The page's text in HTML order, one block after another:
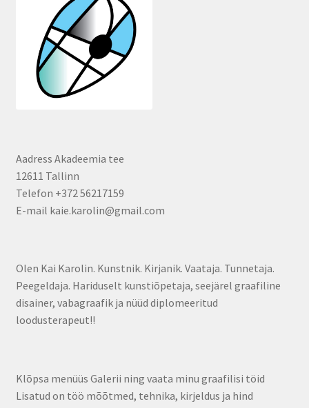
Aadress Akadeemia tee
12611 Tallinn
Telefon +372 56217159
E-mail kaie.karolin@gmail.com
Olen Kai Karolin. Kunstnik. Kirjanik. Vaataja. Tunnetaja.
Peegeldaja. Hariduselt kunstiõpetaja, seejärel graafiline
disainer, vabagraafik ja nüüd diplomeeritud
loodusterapeut!!
Klõpsa menüüs Galerii ning vaata minu graafilisi töid
Lisatud on töö mõõtmed, tehnika, kirjeldus ja hind